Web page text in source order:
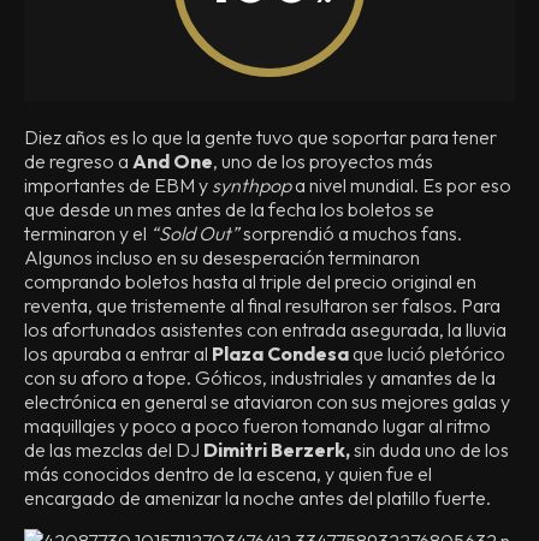
Diez años es lo que la gente tuvo que soportar para tener
de regreso a And One, uno de los proyectos más
importantes de EBM y synthpopa nivel mundial. Es por eso
que desde un mes antes de la fecha los boletos se
terminaron y el “Sold Out”sorprendió a muchos fans.
Algunos incluso en su desesperación terminaron
comprando boletos hasta al triple del precio original en
reventa, que tristemente al final resultaron ser falsos. Para
los afortunados asistentes con entrada asegurada, la lluvia
los apuraba a entrar al Plaza Condesa que lució pletórico
con su aforo a tope. Góticos, industriales y amantes de la
electrónica en general se ataviaron con sus mejores galas y
maquillajes y poco a poco fueron tomando lugar al ritmo
de las mezclas del DJ Dimitri Berzerk,sin duda uno de los
más conocidos dentro de la escena, y quien fue el
encargado de amenizar la noche antes del platillo fuerte.